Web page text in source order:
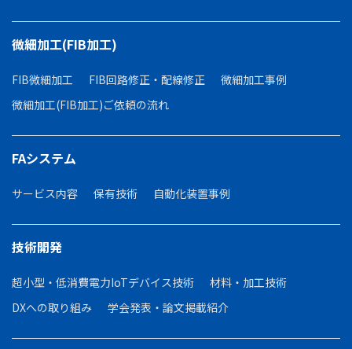
微細加工(FIB加工)
FIB微細加工 FIB回路修正・配線修正
微細加工事例
微細加工(FIB加工)ご依頼の流れ
FAシステム
サービス内容 保有技術 自動化装置事例
技術開発
超小型・低消費電力IoTデバイス技術
材料・加工技術
DXへの取り組み
学会発表・論文掲載紹介